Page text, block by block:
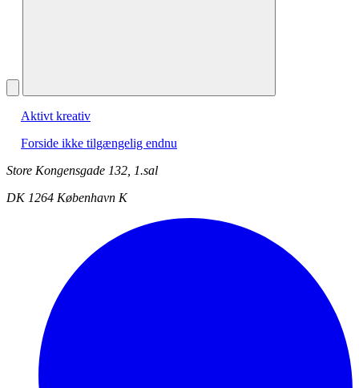
Aktivt kreativ
Forside ikke tilgængelig endnu
Store Kongensgade 132, 1.sal
DK 1264 København K